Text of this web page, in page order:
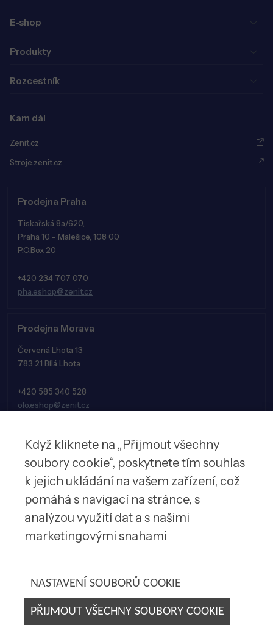
E-shop
Produkty
Rozcestník
Kam dál
Zenit.cz
Stroje.zenit.cz
Prodejna Praha
Tiskařská 8a/620,
Praha 10 - Malešice, 108 00
P.O.Box 20
+420 234 707 070
pha.eshop@zenit.cz
Prodejna Morava
Červená Lhota 13
783 21 Bílá Lhota
+420 585 340 528
olo.eshop@zenit.cz
Tvorba webových stránek byE-SOLUTIONS
Když kliknete na „Přijmout všechny
soubory cookie“, poskytnete tím souhlas
k jejich ukládání na vašem zařízení, což
pomáhá s navigací na stránce, s
analýzou využití dat a s našimi
marketingovými snahami
NASTAVENÍ SOUBORŮ COOKIE
PŘIJMOUT VŠECHNY SOUBORY COOKIE